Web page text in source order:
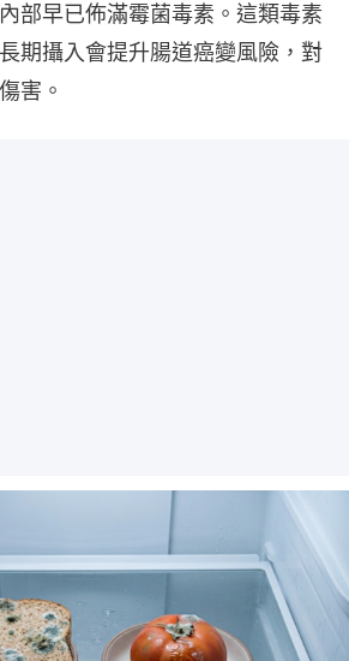
部早已佈滿霉菌毒素。這類毒素
期攝入會提升腸道癌變風險，對
害。